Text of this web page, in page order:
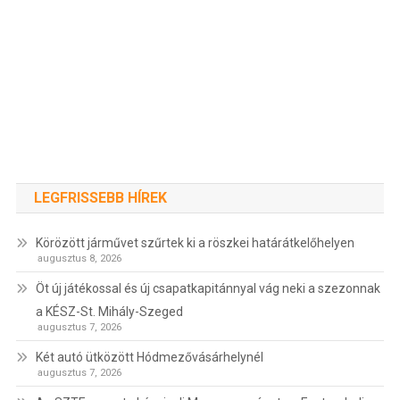
LEGFRISSEBB HÍREK
Körözött járművet szűrtek ki a röszkei határátkelőhelyen
augusztus 8, 2026
Öt új játékossal és új csapatkapitánnyal vág neki a szezonnak
a KÉSZ-St. Mihály-Szeged
augusztus 7, 2026
Két autó ütközött Hódmezővásárhelynél
augusztus 7, 2026